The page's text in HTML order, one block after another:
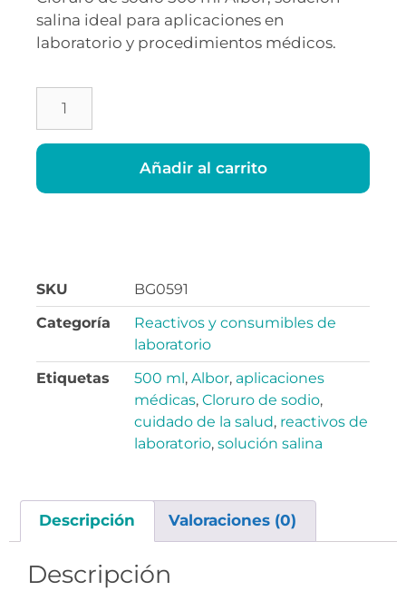
salina ideal para aplicaciones en
laboratorio y procedimientos médicos.
Añadir al carrito
SKU
BG0591
Categoría
Reactivos y consumibles de
laboratorio
Etiquetas
500 ml, Albor, aplicaciones
médicas, Cloruro de sodio,
cuidado de la salud, reactivos de
laboratorio, solución salina
Descripción Valoraciones (0)
Descripción